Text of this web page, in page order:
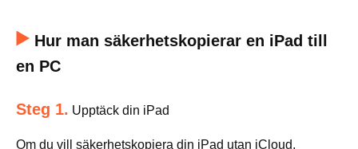
Hur man säkerhetskopierar en iPad till
en PC
Steg 1. Upptäck din iPad
Om du vill säkerhetskopiera din iPad utan iCloud,